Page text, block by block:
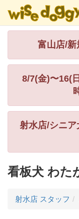
富山店/新
8/7(金)〜16(
射水店/シニ
看板犬 わた
射水店 スタッフ